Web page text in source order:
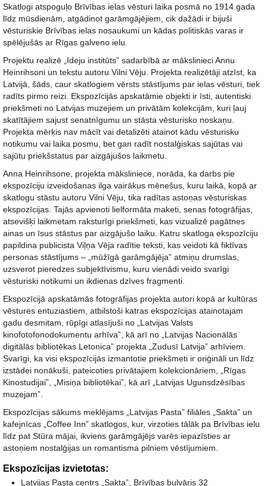
Skatlogi atspoguļo Brīvības ielas vēsturi laika posmā no 1914.gada
līdz mūsdienām, atgādinot garāmgājējiem, cik dažādi ir bijuši
vēsturiskie Brīvības ielas nosaukumi un kādas politiskās varas ir
spēlējušās ar Rīgas galveno ielu.
Projektu realizē „Ideju institūts” sadarbībā ar mākslinieci Annu
Heinrihsoni un tekstu autoru Vilni Vēju. Projekta realizētāji atzīst, ka
Latvijā, šāds, caur skatlogiem vērsts stāstījums par ielas vēsturi, tiek
radīts pirmo reizi. Ekspozīcijās apskatāmie objekti ir īsti, autentiski
priekšmeti no Latvijas muzejiem un privātām kolekcijām, kuri ļauj
skatītājiem sajust senatnīgumu un stāsta vēsturisko noskaņu.
Projekta mērķis nav mācīt vai detalizēti atainot kādu vēsturisku
notikumu vai laika posmu, bet gan radīt nostalģiskas sajūtas vai
sajūtu priekšstatus par aizgājušos laikmetu.
Anna Heinrihsone, projekta māksliniece, norāda, ka darbs pie
ekspozīciju izveidošanas ilga vairākus mēnešus, kuru laikā, kopā ar
skatlogu stāstu autoru Vilni Vēju, tika radītas astoņas vēsturiskas
ekspozīcijas. Tajās apvienoti lielformāta maketi, senas fotogrāfijas,
atsevišķi laikmetam raksturīgi priekšmeti, kas vizualizē pagātnes
ainas un īsus stāstus par aizgājušo laiku. Katru skatloga ekspozīciju
papildina publicista Viļņa Vēja radītie teksti, kas veidoti kā fiktīvas
personas stāstījums – „mūžīgā garāmgājēja” atmiņu drumslas,
uzsverot pieredzes subjektīvismu, kuru vienādi veido svarīgi
vēsturiski notikumi un ikdienas dzīves fragmenti.
Ekspozīcijā apskatāmās fotogrāfijas projekta autori kopā ar kultūras
vēstures entuziastiem, atbilstoši katras ekspozīcijas atainotajam
gadu desmitam, rūpīgi atlasījuši no „Latvijas Valsts
kinofotofonodokumentu arhīva”, kā arī no „Latvijas Nacionālās
digitālās bibliotēkas Letonica” projekta „Zudusī Latvija” arhīviem.
Svarīgi, ka visi ekspozīcijās izmantotie priekšmeti ir oriģināli un līdz
izstādei nonākuši, pateicoties privātajiem kolekcionāriem, „Rīgas
Kinostudijai”, „Misiņa bibliotēkai”, kā arī „Latvijas Ugunsdzēsības
muzejam”.
Ekspozīcijas sākums meklējams „Latvijas Pasta” filiāles „Sakta” un
kafejnīcas „Coffee Inn” skatlogos, kur, virzoties tālāk pa Brīvības ielu
līdz pat Stūra mājai, ikviens garāmgājējs varēs iepazīsties ar
astoņiem nostalģijas un romantisma pilniem vēstījumiem.
Ekspozīcijas izvietotas:
Latvijas Pasta centrs „Sakta”, Brīvības bulvāris 32